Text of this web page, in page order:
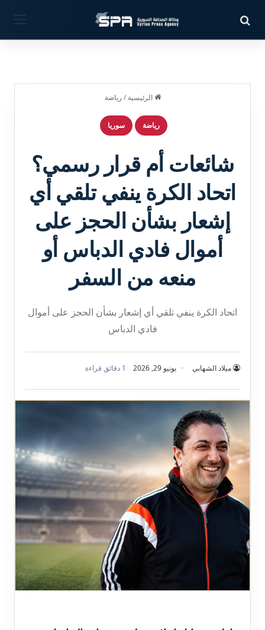
الرئيسية / رياضة
رياضة سوريا
شائعات أم قرار رسمي؟
اتحاد الكرة ينفي تلقي أي
إشعار بشأن الحجز على
أموال فادي الدباس أو
منعه من السفر
اتحاد الكرة ينفي تلقي أي إشعار بشأن الحجز على أموال
فادي الدباس
ميلاد الشهابي يونيو 29, 2026 1 دقائق قراءة